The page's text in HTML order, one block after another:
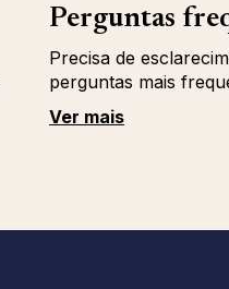
Perguntas
Precisa de
perguntas mais
Ver mais